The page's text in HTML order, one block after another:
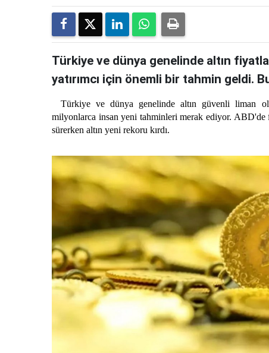
Türkiye ve dünya genelinde altın
yatırımcı için önemli bir tahmin geldi.
Türkiye ve dünya genelinde altın güvenli liman
milyonlarca insan yeni tahminleri merak ediyor.
sürerken altın yeni rekoru kırdı.